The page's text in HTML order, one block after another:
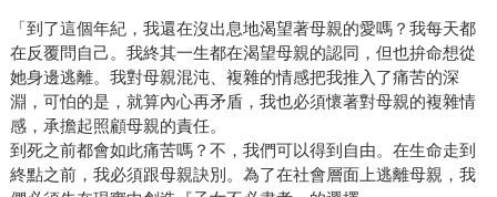
「到了這個年紀，我還在沒出息地渴望著母親的愛嗎？我每天都
在反覆問自己。我終其一生都在渴望母親的認同，但也拚命想從
她身邊逃離。我對母親混沌、複雜的情感把我推入了痛苦的深
淵，可怕的是，就算內心再矛盾，我也必須懷著對母親的複雜情
感，承擔起照顧母親的責任。
到死之前都會如此痛苦嗎？不，我們可以得到自由。在生命走到
終點之前，我必須跟母親訣別。為了在社會層面上逃離母親，我